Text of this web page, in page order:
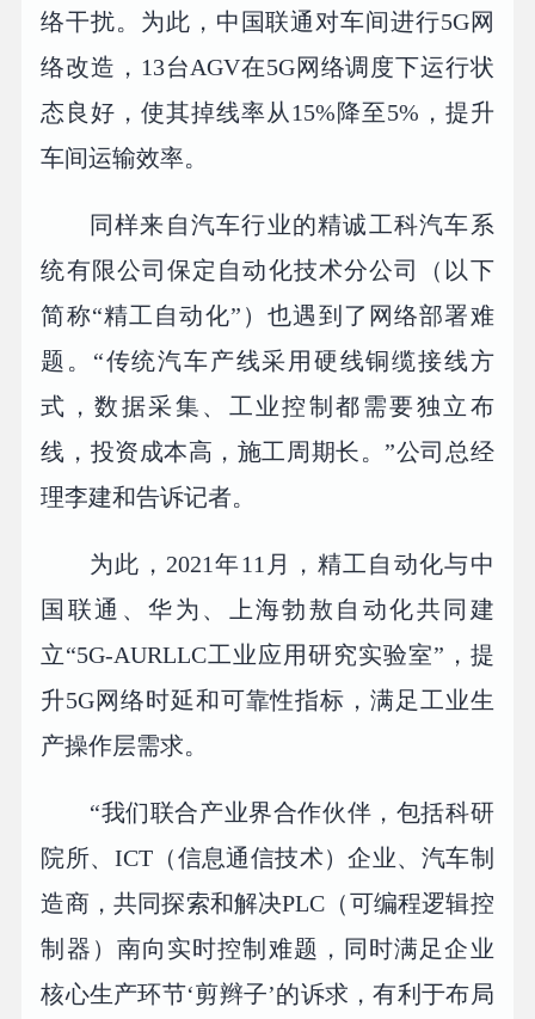
络干扰。为此，中国联通对车间进行5G网
络改造，13台AGV在5G网络调度下运行状
态良好，使其掉线率从15%降至5%，提升
车间运输效率。
同样来自汽车行业的精诚工科汽车系
统有限公司保定自动化技术分公司（以下
简称“精工自动化”）也遇到了网络部署难
题。“传统汽车产线采用硬线铜缆接线方
式，数据采集、工业控制都需要独立布
线，投资成本高，施工周期长。”公司总经
理李建和告诉记者。
为此，2021年11月，精工自动化与中
国联通、华为、上海勃敖自动化共同建
立“5G-AURLLC工业应用研究实验室”，提
升5G网络时延和可靠性指标，满足工业生
产操作层需求。
“我们联合产业界合作伙伴，包括科研
院所、ICT（信息通信技术）企业、汽车制
造商，共同探索和解决PLC（可编程逻辑控
制器）南向实时控制难题，同时满足企业
核心生产环节‘剪辫子’的诉求，有利于布局